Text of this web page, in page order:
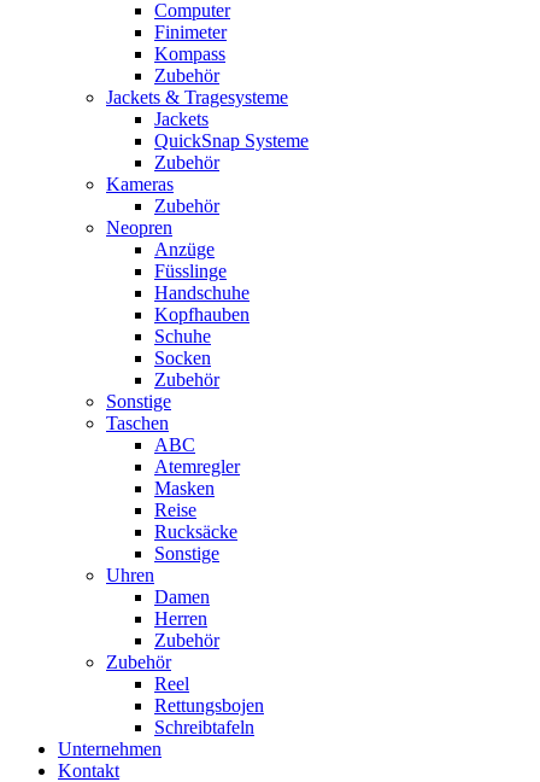
Computer
Finimeter
Kompass
Zubehör
Jackets & Tragesysteme
Jackets
QuickSnap Systeme
Zubehör
Kameras
Zubehör
Neopren
Anzüge
Füsslinge
Handschuhe
Kopfhauben
Schuhe
Socken
Zubehör
Sonstige
Taschen
ABC
Atemregler
Masken
Reise
Rucksäcke
Sonstige
Uhren
Damen
Herren
Zubehör
Zubehör
Reel
Rettungsbojen
Schreibtafeln
Unternehmen
Kontakt